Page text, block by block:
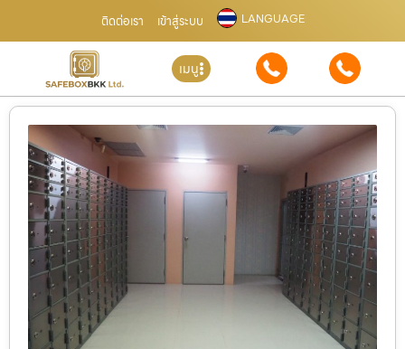
ติดต่อเรา เข้าสู่ระบบ LANGUAGE
เมนู